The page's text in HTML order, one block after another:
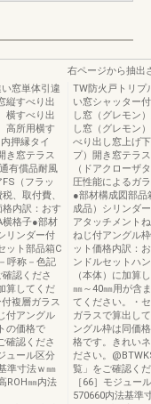
窓単体引違
縦すべり出
横すべり出
高所用横す
押縁タイ
き窓テラス
有償品耐風
（フラッ
、取付費、
内訳：おす
横格子●部材
リンダー付
ット部品箱C
呼称－色記
認くださ
算してくだ
複層ガラス
付アングル
の価格で
確認くださ
ュール区分
準寸法ｗ㎜
ROH㎜内法
右ページから抽出
TW防火戸トリプ
い窓シャッター
し窓（グレモン
し窓（グレモン
べり出し窓上げ
プ）開き窓テラ
（ドアクローザ
圧性能によるガ
●部材構成図部品
成品）シリンダ
アタッチメント
ねじ付アングル
ット価格内訳：
ンドルセットハ
（本体）に加算
㎜～40㎜用が含
てください。・
ガラスで算出し
ングル枠は同価
格です。きれい
ださい。
覧」をご確認く
［66］モジュー
570660内法基準